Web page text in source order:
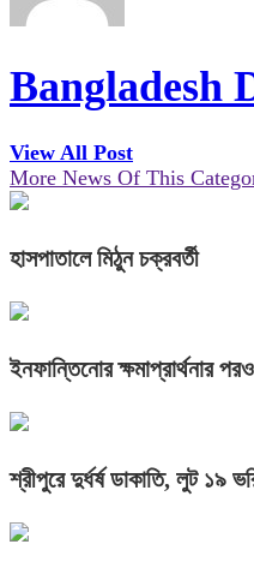
Bangladesh
View All Post
More News Of This
হাসপাতালে মিঠুন চক্রবর্তী
ইনফান্তিনোর ক্ষমাপ্রার্থনার
শ্রীপুরে দুর্ধর্ষ ডাকাতি, লুট ১৯